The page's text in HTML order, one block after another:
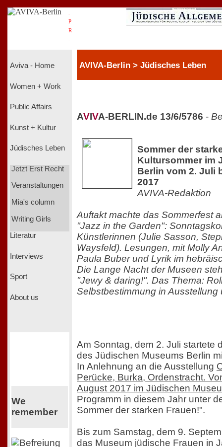
P
R
Aviva - Home
Women + Work
Public Affairs
Kunst + Kultur
Jüdisches Leben
Jetzt Erst Recht
Veranstaltungen
Mia's column
Writing Girls
Literatur
Interviews
Sport
About us
We
remember
AVIVA-Berlin > Jüdisches Leben
AVIVA-BERLIN.de 13/6/5786 -
Sommer der
Kultursommer im
Berlin vom 2. Juli
2017
AVIVA-Redaktion
Auftakt machte das Sommerfest
"Jazz in the Garden":
Künstlerinnen (Julie Sasson,
Waysfeld). Lesungen, mit Molly
Paula Buber und Lyrik im
Die Lange Nacht der Museen
"Jewy & daring!". Das Thema:
Selbstbestimmung in Ausstellung
Am Sonntag, dem 2. Juli startete
des Jüdischen Museums Berlin
In Anlehnung an die Ausstellung
Perücke, Burka, Ordenstracht.
August 2017 im Jüdischen
Programm in diesem Jahr unter
Sommer der starken Frauen!".
Bis zum Samstag, dem 9.
das Museum jüdische Frauen in